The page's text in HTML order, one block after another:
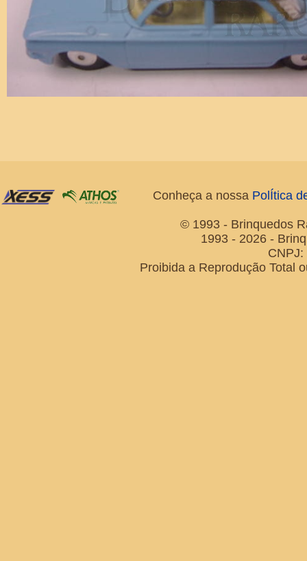
Conheça a nossa PolÍtica
© 1993 - Brinquedos
1993 - 2026 -
Proibida a Reprodução